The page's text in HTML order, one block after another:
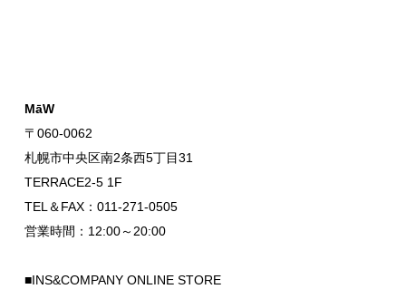
MāW
〒060-0062
札幌市中央区南2条西5丁目31
TERRACE2-5 1F
TEL＆FAX：011-271-0505
営業時間：12:00～20:00
■INS&COMPANY ONLINE STORE